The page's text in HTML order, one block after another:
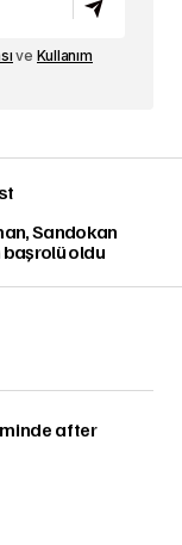
ve Kullanım
Sandokan
başrolü oldu
after